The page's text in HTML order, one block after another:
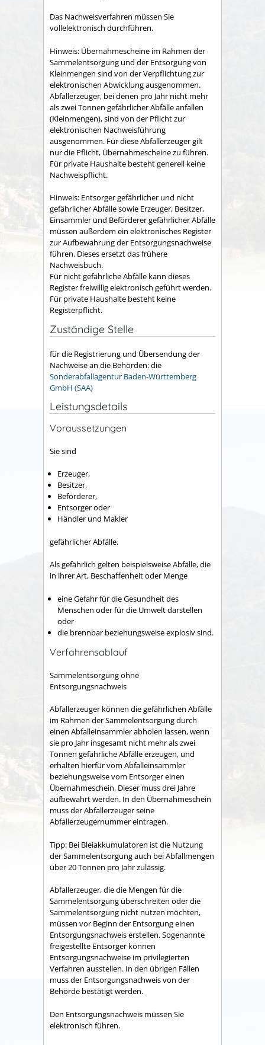
Das Nachweisverfahren müssen Sie
vollelektronisch durchführen.
Hinweis: Übernahmescheine im Rahmen der
Sammelentsorgung und der Entsorgung von
Kleinmengen sind von der Verpflichtung zur
elektronischen Abwicklung ausgenommen.
Abfallerzeuger, bei denen pro Jahr nicht mehr
als zwei Tonnen gefährlicher Abfälle anfallen
(Kleinmengen), sind von der Pflicht zur
elektronischen Nachweisführung
ausgenommen. Für diese Abfallerzeuger gilt
nur die Pflicht, Übernahmescheine zu führen.
Für private Haushalte besteht generell keine
Nachweispflicht.
Hinweis: Entsorger gefährlicher und nicht
gefährlicher Abfälle sowie Erzeuger, Besitzer,
Einsammler und Beförderer gefährlicher Abfälle
müssen außerdem ein elektronisches Register
zur Aufbewahrung der Entsorgungsnachweise
führen. Dieses ersetzt das frühere
Nachweisbuch.
Für nicht gefährliche Abfälle kann dieses
Register freiwillig elektronisch geführt werden.
Für private Haushalte besteht keine
Registerpflicht.
Zuständige Stelle
für die Registrierung und Übersendung der
Nachweise an die Behörden: die
Sonderabfallagentur Baden-Württemberg
GmbH (SAA)
Leistungsdetails
Voraussetzungen
Sie sind
Erzeuger,
Besitzer,
Beförderer,
Entsorger oder
Händler und Makler
gefährlicher Abfälle.
Als gefährlich gelten beispielsweise Abfälle, die
in ihrer Art, Beschaffenheit oder Menge
eine Gefahr für die Gesundheit des
Menschen oder für die Umwelt darstellen
oder
die brennbar beziehungsweise explosiv sind.
Verfahrensablauf
Sammelentsorgung ohne
Entsorgungsnachweis
Abfallerzeuger können die gefährlichen Abfälle
im Rahmen der Sammelentsorgung durch
einen Abfalleinsammler abholen lassen, wenn
sie pro Jahr insgesamt nicht mehr als zwei
Tonnen gefährliche Abfälle erzeugen, und
erhalten hierfür vom Abfalleinsammler
beziehungsweise vom Entsorger einen
Übernahmeschein. Dieser muss drei Jahre
aufbewahrt werden. In den Übernahmeschein
muss der Abfallerzeuger seine
Abfallerzeugernummer eintragen.
Tipp: Bei Bleiakkumulatoren ist die Nutzung
der Sammelentsorgung auch bei Abfallmengen
über 20 Tonnen pro Jahr zulässig.
Abfallerzeuger, die die Mengen für die
Sammelentsorgung überschreiten oder die
Sammelentsorgung nicht nutzen möchten,
müssen vor Beginn der Entsorgung einen
Entsorgungsnachweis erstellen.Sogenannte
freigestellte Entsorger können
Entsorgungsnachweise im privilegierten
Verfahren ausstellen. In den übrigen Fällen
muss der Entsorgungsnachweis von der
Behörde bestätigt werden.
Den Entsorgungsnachweis müssen Sie
elektronisch führen.